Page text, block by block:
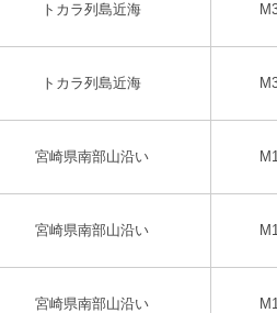
トカラ列島近海
トカラ列島近海
宮崎県南部山沿い
宮崎県南部山沿い
宮崎県南部山沿い